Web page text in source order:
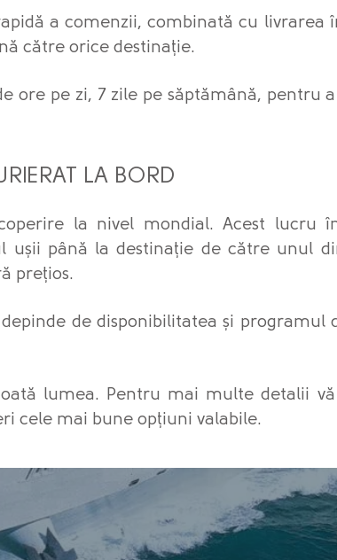
a comenzii, combinată cu livrarea
către orice destinație.
ore pe zi, 7 zile pe săptămână, pentru
LA BORD
la nivel mondial. Acest lucru
ușii până la destinație de către unul
prețios.
de disponibilitatea și programul
lumea. Pentru mai multe detalii vă
cele mai bune opțiuni valabile.